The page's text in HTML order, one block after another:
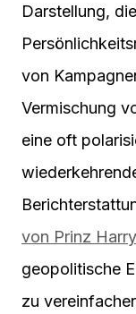
Darstellung,
von
Vermischung
eine oft
von Prinz
geopolitische
zu